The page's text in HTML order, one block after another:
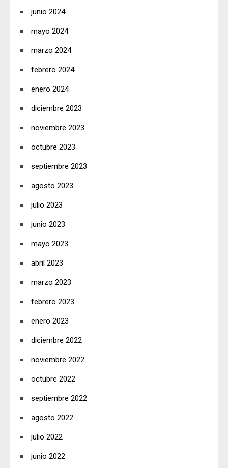
junio 2024
mayo 2024
marzo 2024
febrero 2024
enero 2024
diciembre 2023
noviembre 2023
octubre 2023
septiembre 2023
agosto 2023
julio 2023
junio 2023
mayo 2023
abril 2023
marzo 2023
febrero 2023
enero 2023
diciembre 2022
noviembre 2022
octubre 2022
septiembre 2022
agosto 2022
julio 2022
junio 2022